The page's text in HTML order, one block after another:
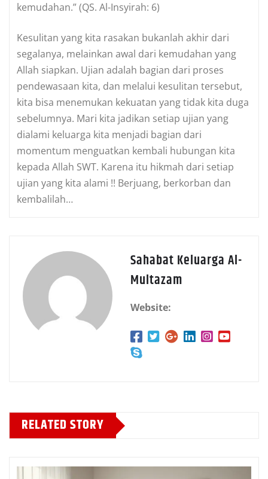
kemudahan.” (QS. Al-Insyirah: 6)
Kesulitan yang kita rasakan bukanlah akhir dari
segalanya, melainkan awal dari kemudahan yang
Allah siapkan. Ujian adalah bagian dari proses
pendewasaan kita, dan melalui kesulitan tersebut,
kita bisa menemukan kekuatan yang tidak kita duga
sebelumnya. Mari kita jadikan setiap ujian yang
dialami keluarga kita menjadi bagian dari
momentum menguatkan kembali hubungan kita
kepada Allah SWT. Karena itu hikmah dari setiap
ujian yang kita alami !! Berjuang, berkorban dan
kembalilah…
Sahabat Keluarga Al-
Multazam
Website:
RELATED STORY